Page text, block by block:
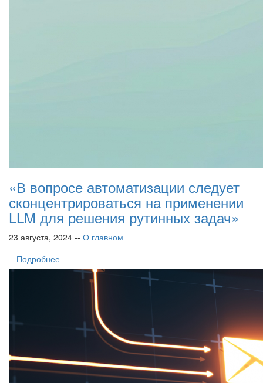
«В вопросе автоматизации следует
сконцентрироваться на применении
LLM для решения рутинных задач»
23 августа, 2024 -- О главном
Подробнее